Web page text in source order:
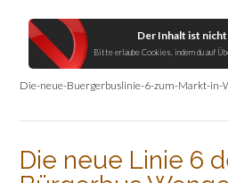
Der Inhalt ist
Bitte erlaube Cookies, indem du auf
Die-neue-Buergerbuslinie-6-zum-Markt-in-
Die neue Linie 6